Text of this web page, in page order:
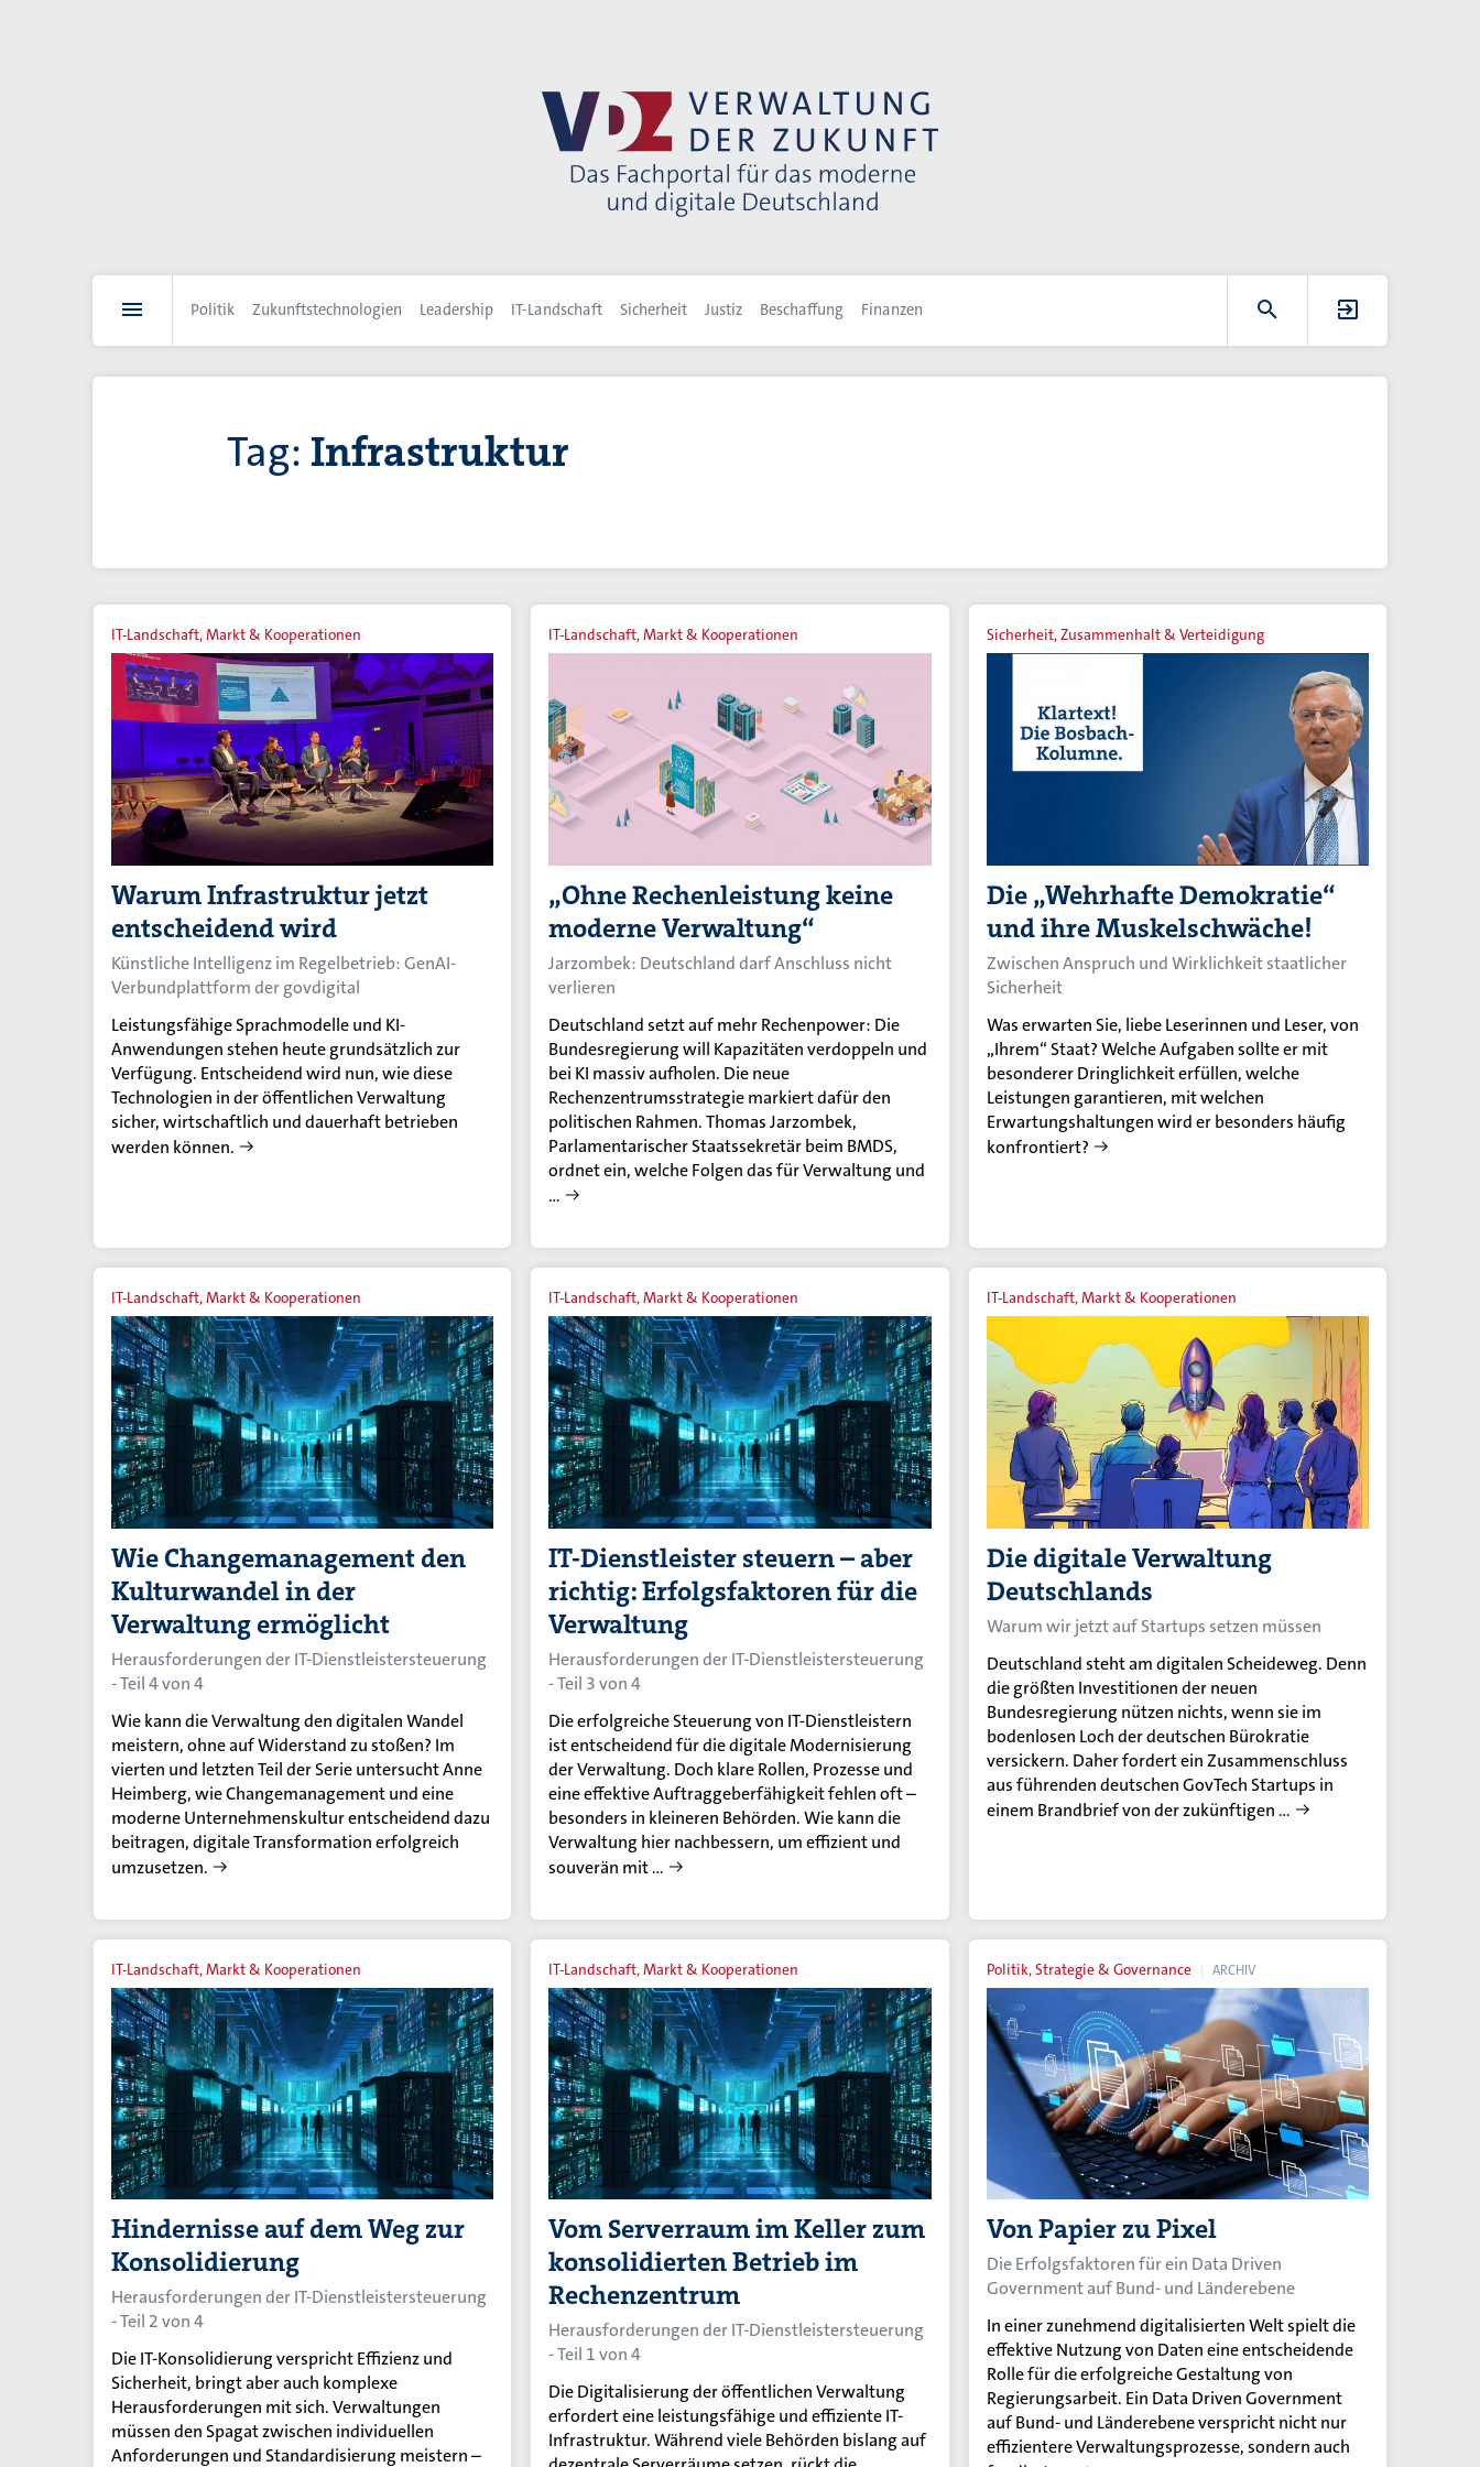
Politik Zukunftstechnologien Leadership IT-Landschaft Sicherheit Justiz Beschaffung Finanzen
Tag: Infrastruktur
IT-Landschaft, Markt & Kooperationen
Warum Infrastruktur jetzt
entscheidend wird
Künstliche Intelligenz im Regelbetrieb: GenAI-
Verbundplattform der govdigital
Leistungsfähige Sprachmodelle und KI-
Anwendungen stehen heute grundsätzlich zur
Verfügung. Entscheidend wird nun, wie diese
Technologien in der öffentlichen Verwaltung
sicher, wirtschaftlich und dauerhaft betrieben
werden können.
IT-Landschaft, Markt & Kooperationen
„Ohne Rechenleistung keine
moderne Verwaltung“
Jarzombek: Deutschland darf Anschluss nicht
verlieren
Deutschland setzt auf mehr Rechenpower: Die
Bundesregierung will Kapazitäten verdoppeln und
bei KI massiv aufholen. Die neue
Rechenzentrumsstrategie markiert dafür den
politischen Rahmen. Thomas Jarzombek,
Parlamentarischer Staatssekretär beim BMDS,
ordnet ein, welche Folgen das für Verwaltung und
…
Sicherheit, Zusammenhalt & Verteidigung
Die „Wehrhafte Demokratie“
und ihre Muskelschwäche!
Zwischen Anspruch und Wirklichkeit staatlicher
Sicherheit
Was erwarten Sie, liebe Leserinnen und Leser, von
„Ihrem“ Staat? Welche Aufgaben sollte er mit
besonderer Dringlichkeit erfüllen, welche
Leistungen garantieren, mit welchen
Erwartungshaltungen wird er besonders häufig
konfrontiert?
IT-Landschaft, Markt & Kooperationen
Wie Changemanagement den
Kulturwandel in der
Verwaltung ermöglicht
Herausforderungen der IT-Dienstleistersteuerung
- Teil 4 von 4
Wie kann die Verwaltung den digitalen Wandel
meistern, ohne auf Widerstand zu stoßen? Im
vierten und letzten Teil der Serie untersucht Anne
Heimberg, wie Changemanagement und eine
moderne Unternehmenskultur entscheidend dazu
beitragen, digitale Transformation erfolgreich
umzusetzen.
IT-Landschaft, Markt & Kooperationen
IT-Dienstleister steuern – aber
richtig: Erfolgsfaktoren für die
Verwaltung
Herausforderungen der IT-Dienstleistersteuerung
- Teil 3 von 4
Die erfolgreiche Steuerung von IT-Dienstleistern
ist entscheidend für die digitale Modernisierung
der Verwaltung. Doch klare Rollen, Prozesse und
eine effektive Auftraggeberfähigkeit fehlen oft –
besonders in kleineren Behörden. Wie kann die
Verwaltung hier nachbessern, um effizient und
souverän mit …
IT-Landschaft, Markt & Kooperationen
Die digitale Verwaltung
Deutschlands
Warum wir jetzt auf Startups setzen müssen
Deutschland steht am digitalen Scheideweg. Denn
die größten Investitionen der neuen
Bundesregierung nützen nichts, wenn sie im
bodenlosen Loch der deutschen Bürokratie
versickern. Daher fordert ein Zusammenschluss
aus führenden deutschen GovTech Startups in
einem Brandbrief von der zukünftigen …
IT-Landschaft, Markt & Kooperationen
Hindernisse auf dem Weg zur
Konsolidierung
Herausforderungen der IT-Dienstleistersteuerung
- Teil 2 von 4
Die IT-Konsolidierung verspricht Effizienz und
Sicherheit, bringt aber auch komplexe
Herausforderungen mit sich. Verwaltungen
müssen den Spagat zwischen individuellen
Anforderungen und Standardisierung meistern –
IT-Landschaft, Markt & Kooperationen
Vom Serverraum im Keller zum
konsolidierten Betrieb im
Rechenzentrum
Herausforderungen der IT-Dienstleistersteuerung
- Teil 1 von 4
Die Digitalisierung der öffentlichen Verwaltung
erfordert eine leistungsfähige und effiziente IT-
Infrastruktur. Während viele Behörden bislang auf
Politik, Strategie & Governance ARCHIV
Von Papier zu Pixel
Die Erfolgsfaktoren für ein Data Driven
Government auf Bund- und Länderebene
In einer zunehmend digitalisierten Welt spielt die
effektive Nutzung von Daten eine entscheidende
Rolle für die erfolgreiche Gestaltung von
Regierungsarbeit. Ein Data Driven Government
auf Bund- und Länderebene verspricht nicht nur
effizientere Verwaltungsprozesse, sondern auch